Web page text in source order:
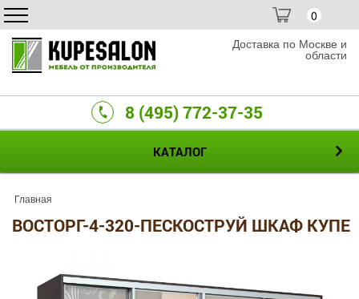
0
Доставка по Москве и
области
8 (495) 772-37-35
КАТАЛОГ
Главная
ВОСТОРГ-4-320-ПЕСКОСТРУЙ ШКАФ КУПЕ